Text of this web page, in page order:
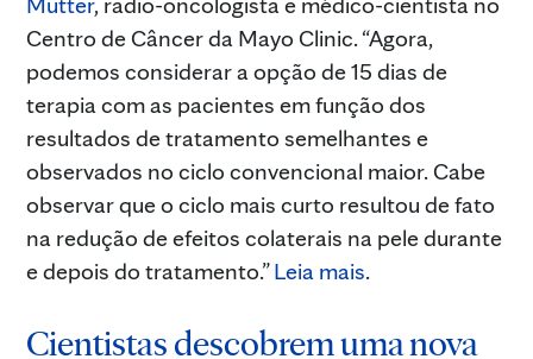
Centro de Câncer da Mayo Clinic. “Agora,
podemos considerar a opção de 15 dias de
terapia com as pacientes em função dos
resultados de tratamento semelhantes e
observados no ciclo convencional maior. Cabe
observar que o ciclo mais curto resultou de fato
na redução de efeitos colaterais na pele durante
e depois do tratamento.”Leia mais.
Cientistas descobrem uma nova